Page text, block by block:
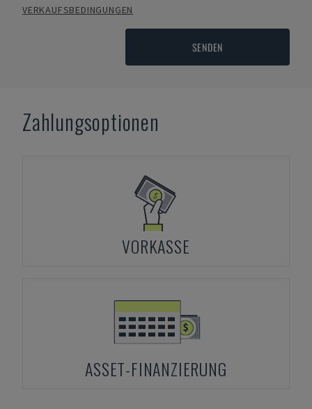
VERKAUFSBEDINGUNGEN
SENDEN
Zahlungsoptionen
VORKASSE
ASSET-FINANZIERUNG